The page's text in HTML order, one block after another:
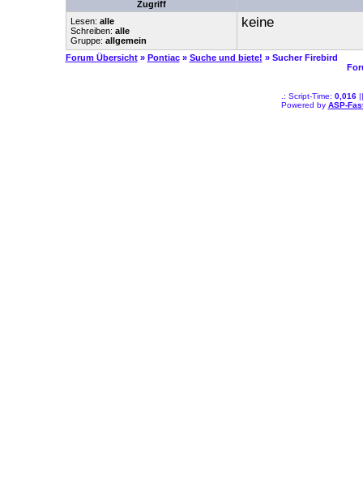
Zugriff
Lesen: alle
Schreiben: alle
Gruppe: allgemein
keine
Forum Übersicht » Pontiac » Suche und biete! » Sucher Firebird
.: Script-Time: 0,016||
Powered by ASP-